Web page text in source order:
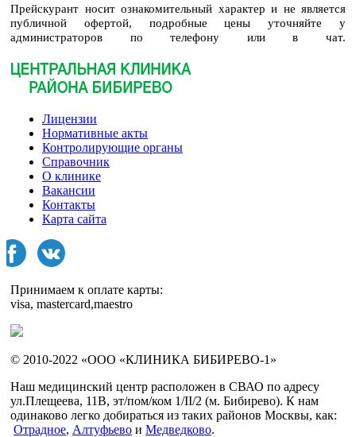
Прейскурант носит ознакомительный характер и не является
публичной офертой, подробные цены уточняйте у
администраторов по телефону или в чат.
Лицензии
Нормативные акты
Контролирующие органы
Справочник
О клинике
Вакансии
Контакты
Карта сайта
Принимаем к оплате карты:
visa, mastercard,maestro
© 2010-2022 «ООО «КЛИНИКА БИБИРЕВО-1»
Наш медицинский центр расположен в СВАО по адресу
ул.Плещеева, 11В, эт/пом/ком 1/II/2 (м. Бибирево). К нам
одинаково легко добираться из таких районов Москвы, как:
Отрадное, Алтуфьево и Медведково.